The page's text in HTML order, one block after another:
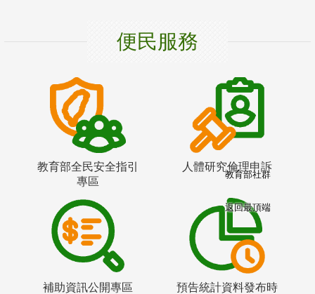
便民服務
教育部全民安全指引
專區
人體研究倫理申訴
補助資訊公開專區
預告統計資料發布時
教育部社群
返回最頂端